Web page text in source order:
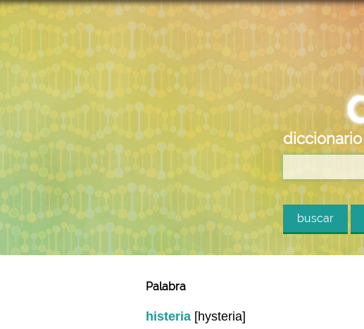
diccionario
buscar
Palabra
histeria [hysteria]